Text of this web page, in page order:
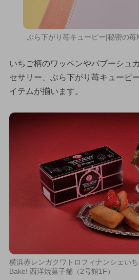
ぶら下がり苺キューピー|秘密の苺
いちご柄のワッペンやバブーシュ
セサリー、ぶら下がり苺キューピ
イテムが揃います。
横浜赤レンガクワトロフィナンシェい
Bake! 西洋焼菓子舗（2号館1F）